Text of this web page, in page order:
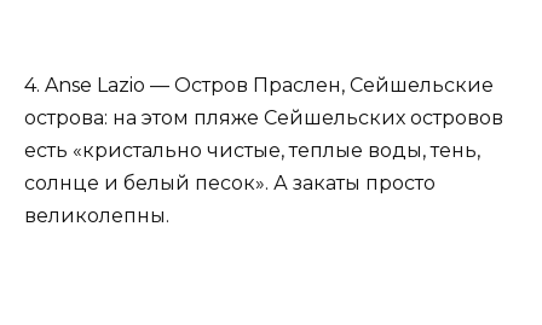
4. Anse Lazio — Остров Праслен, Сейшельские
острова: на этом пляже Сейшельских островов
есть «кристально чистые, теплые воды, тень,
солнце и белый песок». А закаты просто
великолепны.